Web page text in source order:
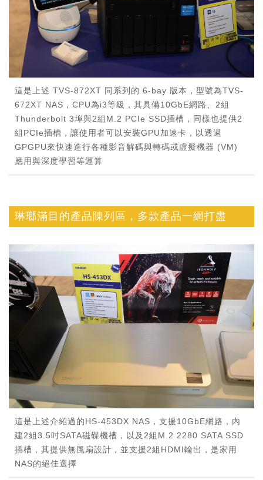
這是上述 TVS-872XT 同系列的 6-bay 版本，型號為TVS-
672XT NAS，CPU為i3等級，其具備10GbE網路、2組
Thunderbolt 3埠與2組M.2 PCIe SSD插槽，同樣也提供2
組PCIe插槽，讓使用者可以安裝GPU加速卡，以透過
GPGPU來快速進行各種影音解碼與轉碼或虛擬機器 (VM)
應用與深度學習等運算
琳瑯滿目的產品陳列區，多款產品一網打盡
這是上述介紹過的HS-453DX NAS，支援10GbE網路，內
建2組3.5吋SATA磁碟機槽，以及2組M.2 2280 SATA SSD
插槽，其提供無風扇設計，並支援2組HDMI輸出，是家用
NAS的絕佳選擇